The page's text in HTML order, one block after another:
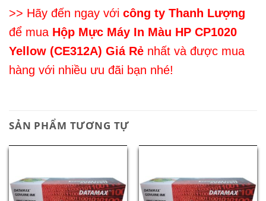
>> Hãy đến ngay với công ty Thanh Lượng
để mua Hộp Mực Máy In Màu HP CP1020
Yellow (CE312A) Giá Rẻ nhất và được mua
hàng với nhiều ưu đãi bạn nhé!
SẢN PHẨM TƯƠNG TỰ